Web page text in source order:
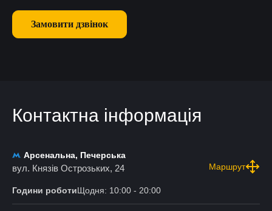
Замовити дзвінок
Контактна інформація
Арсенальна, Печерська
вул. Князів Острозьких, 24 Маршрут
Години роботиЩодня: 10:00 - 20:00